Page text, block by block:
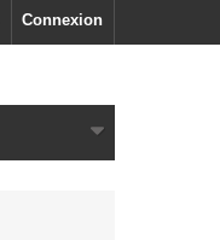
Connexion